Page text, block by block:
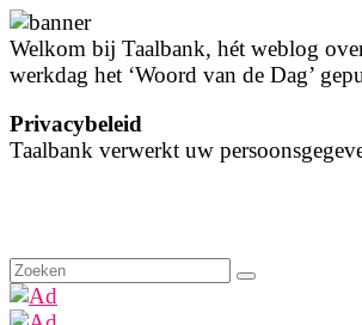
Welkom bij Taalbank, hét weblog
werkdag het ‘Woord van de Dag’
Privacybeleid
Taalbank verwerkt uw
Zoeken
naar: